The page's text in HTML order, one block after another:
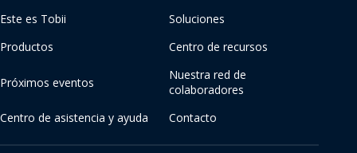
Este es Tobii
Soluciones
Productos
Centro de recursos
Próximos eventos
Nuestra red de
colaboradores
Centro de asistencia y ayuda
Contacto